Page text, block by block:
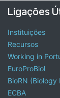
Ligações
Instituições
Recursos
Working in
EuroProBiol
BioRN
ECBA